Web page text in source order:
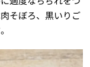
そぼろ、黒いりご